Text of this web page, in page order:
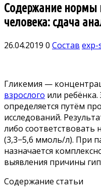
Содержание нормы
человека: сдача
26.04.2019 0 Состав exp-
Гликемия —
взрослого или ребёнка.
определяется путём
исследований.
либо
(3,3−5,6 ммоль/л). При
назначается
выявления причины
Содержание статьи